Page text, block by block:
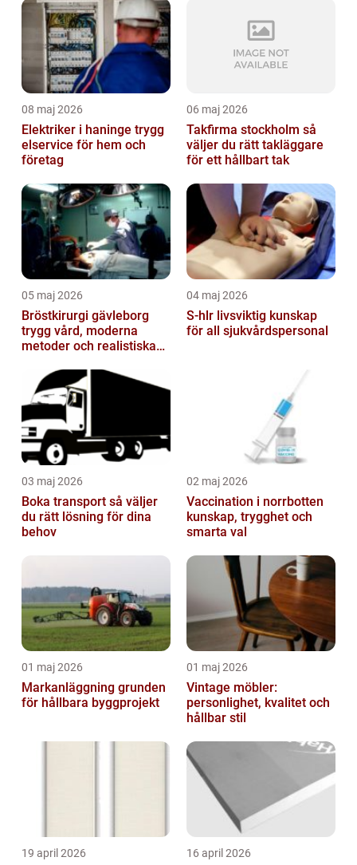
08 maj 2026
Elektriker i haninge trygg
elservice för hem och
företag
06 maj 2026
Takfirma stockholm så
väljer du rätt takläggare
för ett hållbart tak
05 maj 2026
Bröstkirurgi gävleborg
trygg vård, moderna
metoder och realistiska
04 maj 2026
S-hlr livsviktig kunskap
för all sjukvårdspersonal
03 maj 2026
Boka transport så väljer
du rätt lösning för dina
behov
02 maj 2026
Vaccination i norrbotten
kunskap, trygghet och
smarta val
01 maj 2026
Markanläggning grunden
för hållbara byggprojekt
01 maj 2026
Vintage möbler:
personlighet, kvalitet och
hållbar stil
19 april 2026 16 april 2026